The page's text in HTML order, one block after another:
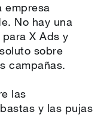
empresa
No hay una
X Ads y
sobre
campañas.
las
y las pujas